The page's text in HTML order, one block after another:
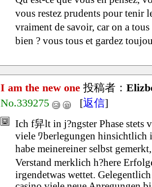
vous restez prudents pour tenir
vraiment de savoir, car on a
bien ? vous tous et gardez
I am the new one 投稿者：
No.339275
[返信]
Ich f舁lt in j?ngster Phase stets
viele ﾜberlegungen hinsichtlich
habe meinereiner selbst
Verstand merklich h?here
irgendetwas wettet.